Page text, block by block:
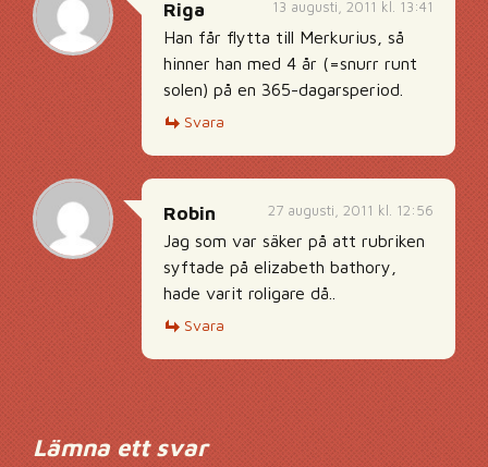
13 augusti, 2011 kl. 13:41
Riga
Han får flytta till Merkurius, så
hinner han med 4 år (=snurr runt
solen) på en 365-dagarsperiod.
Svara
27 augusti, 2011 kl. 12:56
Robin
Jag som var säker på att rubriken
syftade på elizabeth bathory,
hade varit roligare då..
Svara
Lämna ett svar